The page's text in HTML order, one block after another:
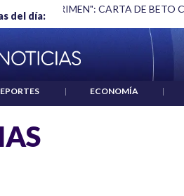
del día:
NO ES UN CRIMEN": CARTA DE BETO
| ECONOMÍA |